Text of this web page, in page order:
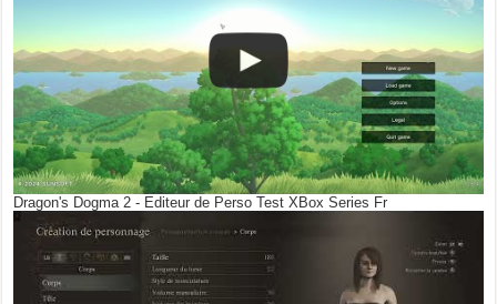
Dragon's Dogma 2 - Editeur de Perso Test XBox Series Fr